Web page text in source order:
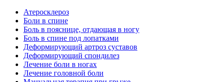
Атеросклероз
Боли в спине
Боль в пояснице, отдающая в ногу
Боль в спине под лопатками
Деформирующий артроз суставов
Деформирующий спондилез
Лечение боли в ногах
Лечение головной боли